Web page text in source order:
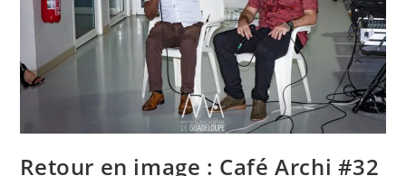
Georges
Nicolo
Retour en image : Café Archi #32